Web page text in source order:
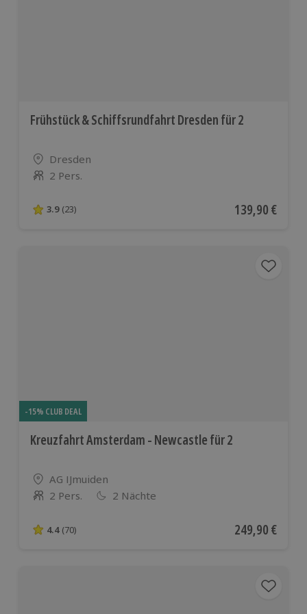
Frühstück & Schiffsrundfahrt Dresden für 2
Standort
Dresden
Anzahl der Teilnehmer
2 Pers.
3.9 von 5 Sternen basierend auf 23 Bewertungen
3.9 (23) Aktueller Preis
139,90 €
-15% CLUB DEAL
Kreuzfahrt Amsterdam - Newcastle für 2
Standort
AG IJmuiden
Anzahl der Teilnehmer
2 Pers. 2 Nächte
4.4 von 5 Sternen basierend auf 70 Bewertungen
4.4 (70) Aktueller Preis
249,90 €